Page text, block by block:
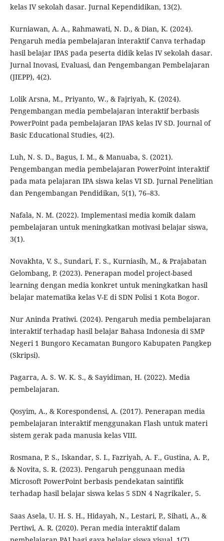
kelas IV sekolah dasar. Jurnal Kependidikan, 13(2).
Kurniawan, A. A., Rahmawati, N. D., & Dian, K. (2024).
Pengaruh media pembelajaran interaktif Canva terhadap
hasil belajar IPAS pada peserta didik kelas IV sekolah dasar.
Jurnal Inovasi, Evaluasi, dan Pengembangan Pembelajaran
(JIEPP), 4(2).
Lolik Arsna, M., Priyanto, W., & Fajriyah, K. (2024).
Pengembangan media pembelajaran interaktif berbasis
PowerPoint pada pembelajaran IPAS kelas IV SD. Journal of
Basic Educational Studies, 4(2).
Luh, N. S. D., Bagus, I. M., & Manuaba, S. (2021).
Pengembangan media pembelajaran PowerPoint interaktif
pada mata pelajaran IPA siswa kelas VI SD. Jurnal Penelitian
dan Pengembangan Pendidikan, 5(1), 76–83.
Nafala, N. M. (2022). Implementasi media komik dalam
pembelajaran untuk meningkatkan motivasi belajar siswa,
3(1).
Novakhta, V. S., Sundari, F. S., Kurniasih, M., & Prajabatan
Gelombang, P. (2023). Penerapan model project-based
learning dengan media konkret untuk meningkatkan hasil
belajar matematika kelas V-E di SDN Polisi 1 Kota Bogor.
Nur Aninda Pratiwi. (2024). Pengaruh media pembelajaran
interaktif terhadap hasil belajar Bahasa Indonesia di SMP
Negeri 1 Bungoro Kecamatan Bungoro Kabupaten Pangkep
(Skripsi).
Pagarra, A. S. W. K. S., & Sayidiman, H. (2022). Media
pembelajaran.
Qosyim, A., & Korespondensi, A. (2017). Penerapan media
pembelajaran interaktif menggunakan Flash untuk materi
sistem gerak pada manusia kelas VIII.
Rosmana, P. S., Iskandar, S. I., Fazriyah, A. F., Gustina, A. P.,
& Novita, S. R. (2023). Pengaruh penggunaan media
Microsoft PowerPoint berbasis pendekatan saintifik
terhadap hasil belajar siswa kelas 5 SDN 4 Nagrikaler, 5.
Saas Asela, U. H. S. H., Hidayah, N., Lestari, P., Sihati, A., &
Pertiwi, A. R. (2020). Peran media interaktif dalam